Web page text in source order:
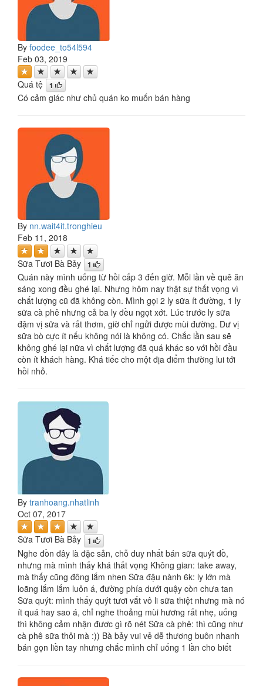
By foodee_to54l594
Feb 03, 2019
Quá tệ 1
Có cảm giác như chủ quán ko muốn bán hàng
By nn.wait4it.tronghieu
Feb 11, 2018
Sữa Tươi Bà Bảy 1
Quán này mình uống từ hồi cấp 3 đến giờ. Mỗi lần về quê ăn
sáng xong đều ghé lại. Nhưng hôm nay thật sự thất vọng vì
chất lượng cũ đã không còn. Mình gọi 2 ly sữa ít đường, 1 ly
sữa cà phê nhưng cả ba ly đều ngọt xớt. Lúc trước ly sữa
đậm vị sữa và rất thơm, giờ chỉ ngửi được mùi đường. Dư vị
sữa bò cực ít nếu không nói là không có. Chắc lần sau sẽ
không ghé lại nữa vì chất lượng đã quá khác so với hồi đầu
còn ít khách hàng. Khá tiếc cho một địa điểm thường lui tới
hồi nhỏ.
By tranhoang.nhatlinh
Oct 07, 2017
Sữa Tươi Bà Bảy 1
Nghe đồn đây là đặc sản, chỗ duy nhất bán sữa quýt đồ,
nhưng mà mình thấy khá thất vọng Không gian: take away,
mà thấy cũng đông lắm nhen Sữa đậu nành 6k: ly lớn mà
loãng lắm lắm luôn á, đường phía dưới quậy còn chưa tan
Sữa quýt: mình thấy quýt tươi vắt vô li sữa thiệt nhưng mà nó
ít quá hay sao á, chỉ nghe thoảng mùi hương rất nhẹ, uống
thì không cảm nhận đươc gì rõ nét Sữa cà phê: thì cũng như
cà phê sữa thôi mà :)) Bà bảy vui vẻ dễ thương buôn nhanh
bán gọn liền tay nhưng chắc mình chỉ uống 1 lần cho biết